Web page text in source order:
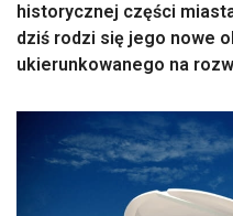
historycznej części
dziś rodzi się jego nowe
ukierunkowanego na